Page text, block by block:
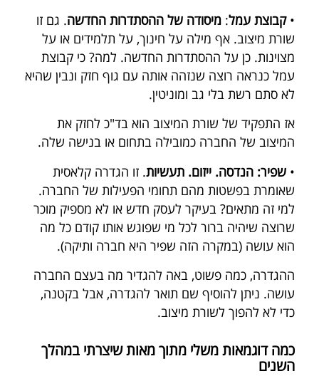
•קבוצת עמל: מיסודה של ההסתדרות החדשה. גם זו
שורת מיצוב. אף מילה על חינוך, על תלמידים או על
מצוינות. כן על ההסתדרות החדשה. למה? כי קבוצת
עמל כנראה רוצה שנזהה אותה עם גוף חזק ונבין שהיא
לא סתם רשת בלי גב ומוניטין.
אז התפקיד של שורת המיצוב הוא בד"כ לחזק את
המיצוב של החברה כמובילה בתחום או בנישה שלה.
• שפיר: הנדסה. ייזום. תעשיות. זו הגדרה קלאסית
שאומרת בפשטות מהם תחומי הפעילות של החברה.
למי זה מתאים? בעיקר לעסק חדש או לא מספיק מוכר
שרוצה שיהיה ברור לכל מי שפוגש אותו קודם כל מה
הוא עושה (במקרה הזה שפיר היא חברה ותיקה).
ההגדרה, כמה פשוט, באה להגדיר מה בעצם החברה
עושה. ניתן להוסיף שם תואר להגדרה, אבל בקטנה,
כדי לא להפוך לשורת מיצוב.
כמה דוגמאות משלי מתוך מאות שיצרתי במהלך
השנים